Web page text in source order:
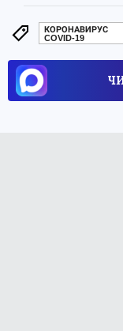
КОРОНАВИРУС
COVID-19